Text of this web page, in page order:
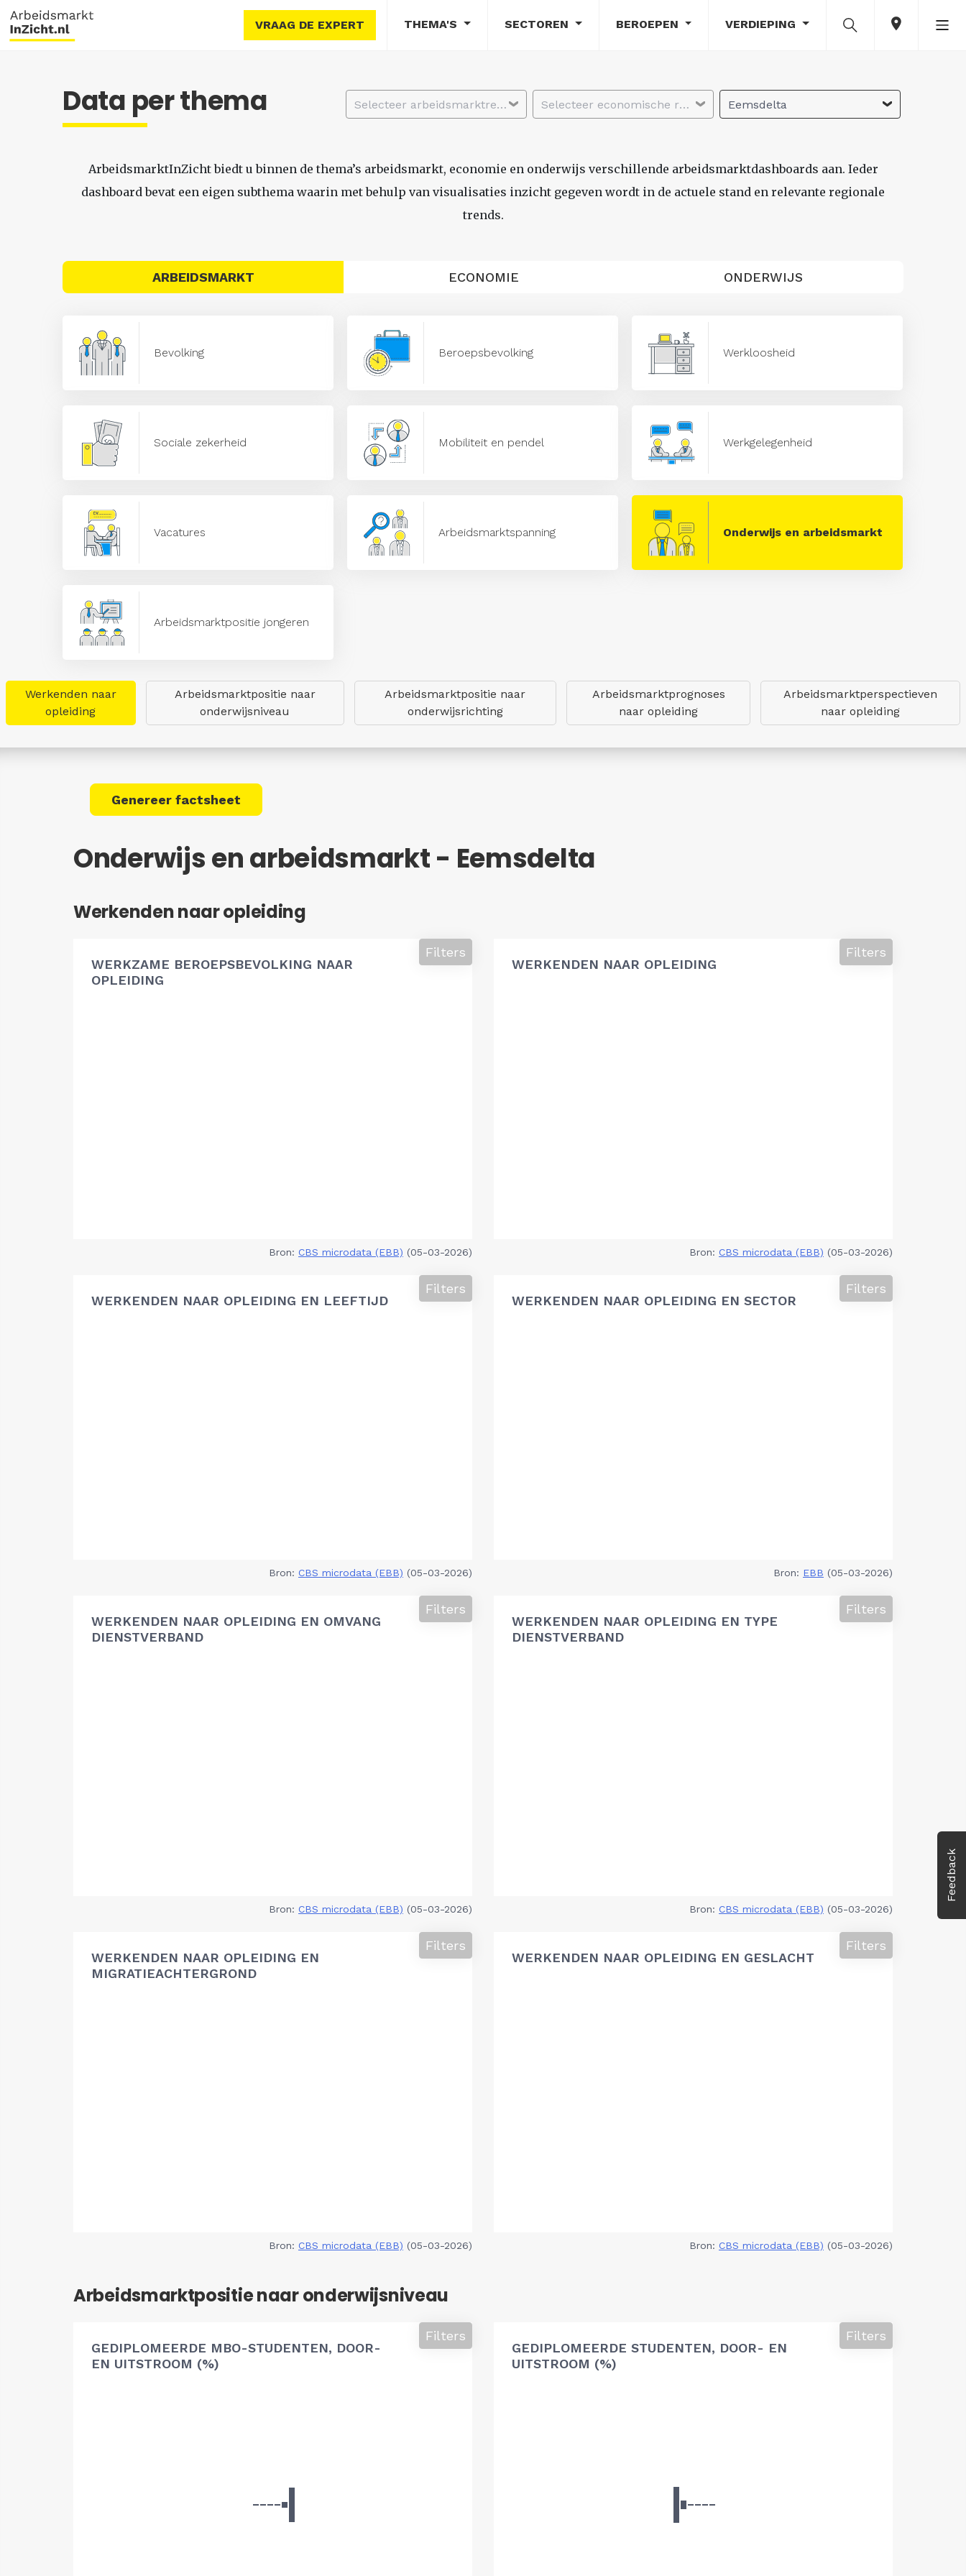
VRAAG DE EXPERT THEMA'S SECTOREN BEROEPEN VERDIEPING
Feedback
Data per thema Selecteer arbeidsmarktregio Selecteer economische regio Eemsdelta
ArbeidsmarktInZicht biedt u binnen de thema’s arbeidsmarkt, economie en onderwijs verschillende arbeidsmarktdashboards aan. Ieder
dashboard bevat een eigen subthema waarin met behulp van visualisaties inzicht gegeven wordt in de actuele stand en relevante regionale
trends.
ARBEIDSMARKT ECONOMIE ONDERWIJS
Bevolking Beroepsbevolking Werkloosheid
Sociale zekerheid Mobiliteit en pendel Werkgelegenheid
Vacatures Arbeidsmarktspanning Onderwijs en arbeidsmarkt
Arbeidsmarktpositie jongeren
Werkenden naar
opleiding
Arbeidsmarktpositie naar
onderwijsniveau
Arbeidsmarktpositie naar
onderwijsrichting
Arbeidsmarktprognoses
naar opleiding
Arbeidsmarktperspectieven
naar opleiding
Genereer factsheet
Onderwijs en arbeidsmarkt - Eemsdelta
Werkenden naar opleiding
WERKZAME BEROEPSBEVOLKING NAAR
OPLEIDING
Filters
Bron: CBS microdata (EBB) (05-03-2026)
WERKENDEN NAAR OPLEIDING
Filters
Bron: CBS microdata (EBB) (05-03-2026)
WERKENDEN NAAR OPLEIDING EN LEEFTIJD
Filters
Bron: CBS microdata (EBB) (05-03-2026)
WERKENDEN NAAR OPLEIDING EN SECTOR
Filters
Bron: EBB (05-03-2026)
WERKENDEN NAAR OPLEIDING EN OMVANG
DIENSTVERBAND
Filters
Bron: CBS microdata (EBB) (05-03-2026)
WERKENDEN NAAR OPLEIDING EN TYPE
DIENSTVERBAND
Filters
Bron: CBS microdata (EBB) (05-03-2026)
WERKENDEN NAAR OPLEIDING EN
MIGRATIEACHTERGROND
Filters
Bron: CBS microdata (EBB) (05-03-2026)
WERKENDEN NAAR OPLEIDING EN GESLACHT
Filters
Bron: CBS microdata (EBB) (05-03-2026)
Arbeidsmarktpositie naar onderwijsniveau
GEDIPLOMEERDE MBO-STUDENTEN, DOOR-
EN UITSTROOM (%)
Filters
GEDIPLOMEERDE STUDENTEN, DOOR- EN
UITSTROOM (%)
Filters